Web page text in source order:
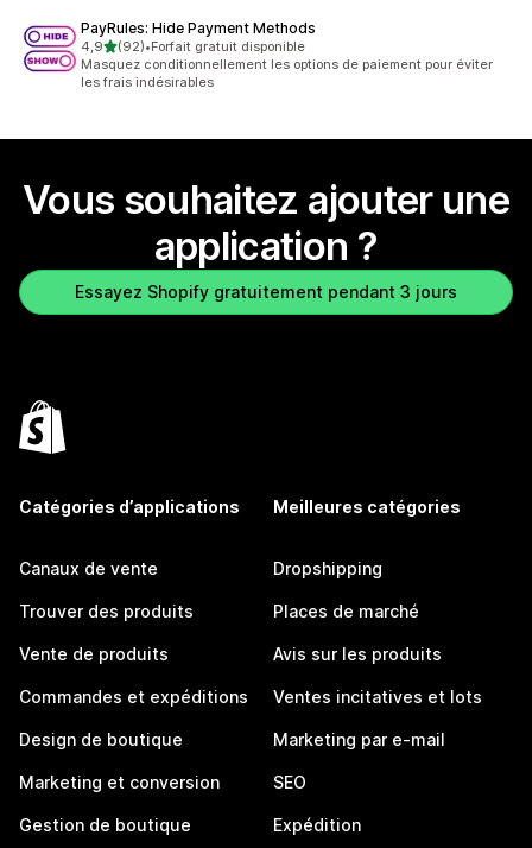
PayRules: Hide Payment Methods
4,9étoile(s) sur 5
(92)
92 avis au total
•Forfait gratuit disponible
Masquez conditionnellement les options de paiement pour éviter
les frais indésirables
Vous souhaitez ajouter une
application ?
Essayez Shopify gratuitement pendant 3 jours
Catégories d’applications
Canaux de vente
Trouver des produits
Vente de produits
Commandes et expéditions
Design de boutique
Marketing et conversion
Gestion de boutique
Meilleures catégories
Dropshipping
Places de marché
Avis sur les produits
Ventes incitatives et lots
Marketing par e-mail
SEO
Expédition